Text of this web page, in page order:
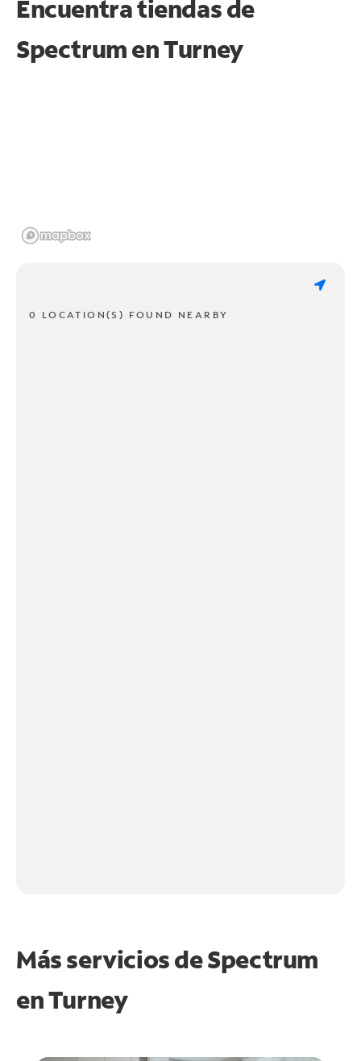
Encuentra tiendas de
Spectrum enTurney
0 LOCATION(S) FOUND NEARBY
Más servicios de Spectrum
enTurney